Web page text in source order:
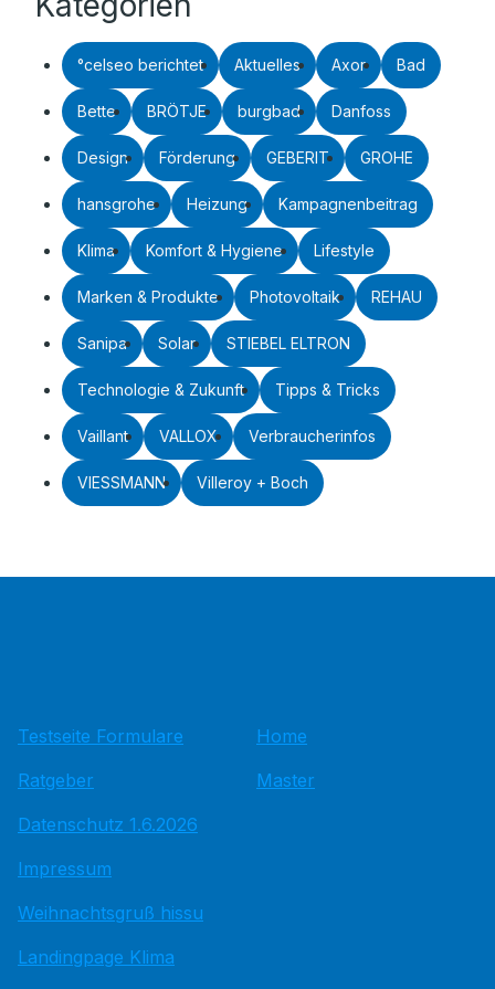
°celseo berichtet Aktuelles Axor Bad
Bette BRÖTJE burgbad Danfoss
Design Förderung GEBERIT GROHE
hansgrohe Heizung Kampagnenbeitrag
Klima Komfort & Hygiene Lifestyle
Marken & Produkte Photovoltaik REHAU
Sanipa Solar STIEBEL ELTRON
Technologie & Zukunft Tipps & Tricks
Vaillant VALLOX Verbraucherinfos
VIESSMANN Villeroy + Boch
Testseite Formulare
Ratgeber
Datenschutz 1.6.2026
Impressum
Weihnachtsgruß hissu
Landingpage Klima
Home
Master